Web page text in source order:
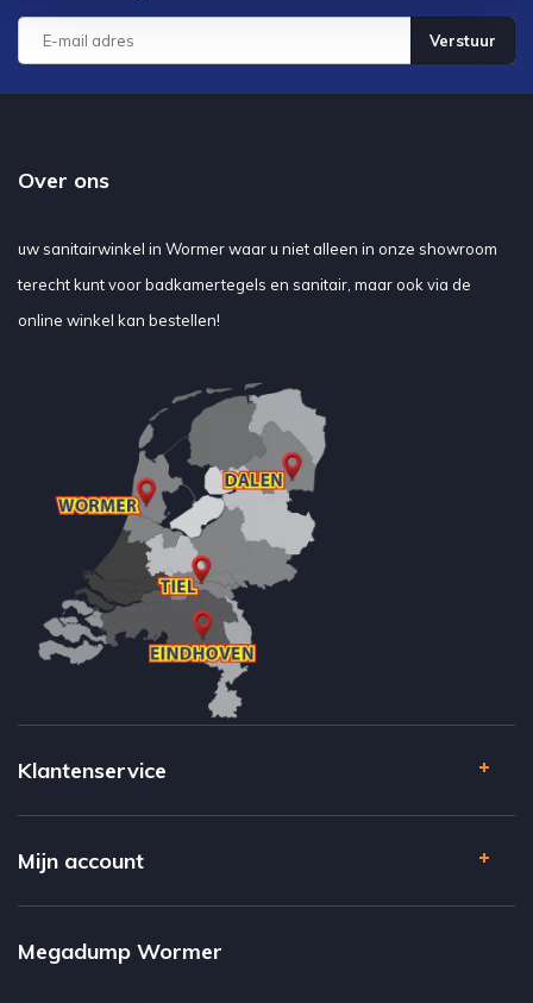
Verstuur
Over ons
uw sanitairwinkel in Wormer waar u niet alleen in onze showroom
terecht kunt voor badkamertegels en sanitair, maar ook via de
online winkel kan bestellen!
Klantenservice
Mijn account
Megadump Wormer